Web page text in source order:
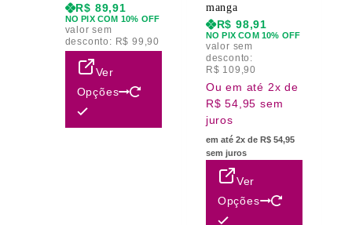
R$ 89,91
NO PIX COM 10% OFF
valor sem
desconto: R$ 99,90
Ver
Opções
manga
R$ 98,91
NO PIX COM 10% OFF
valor sem
desconto:
R$ 109,90
Ou em até 2x de
R$ 54,95 sem
juros
em até 2x de R$ 54,95
sem juros
Ver
Opções